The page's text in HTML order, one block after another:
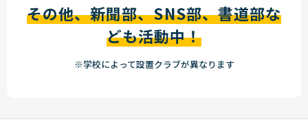
その他、新聞部、SNS部、書道部な
ども活動中！
※学校によって設置クラブが異なります